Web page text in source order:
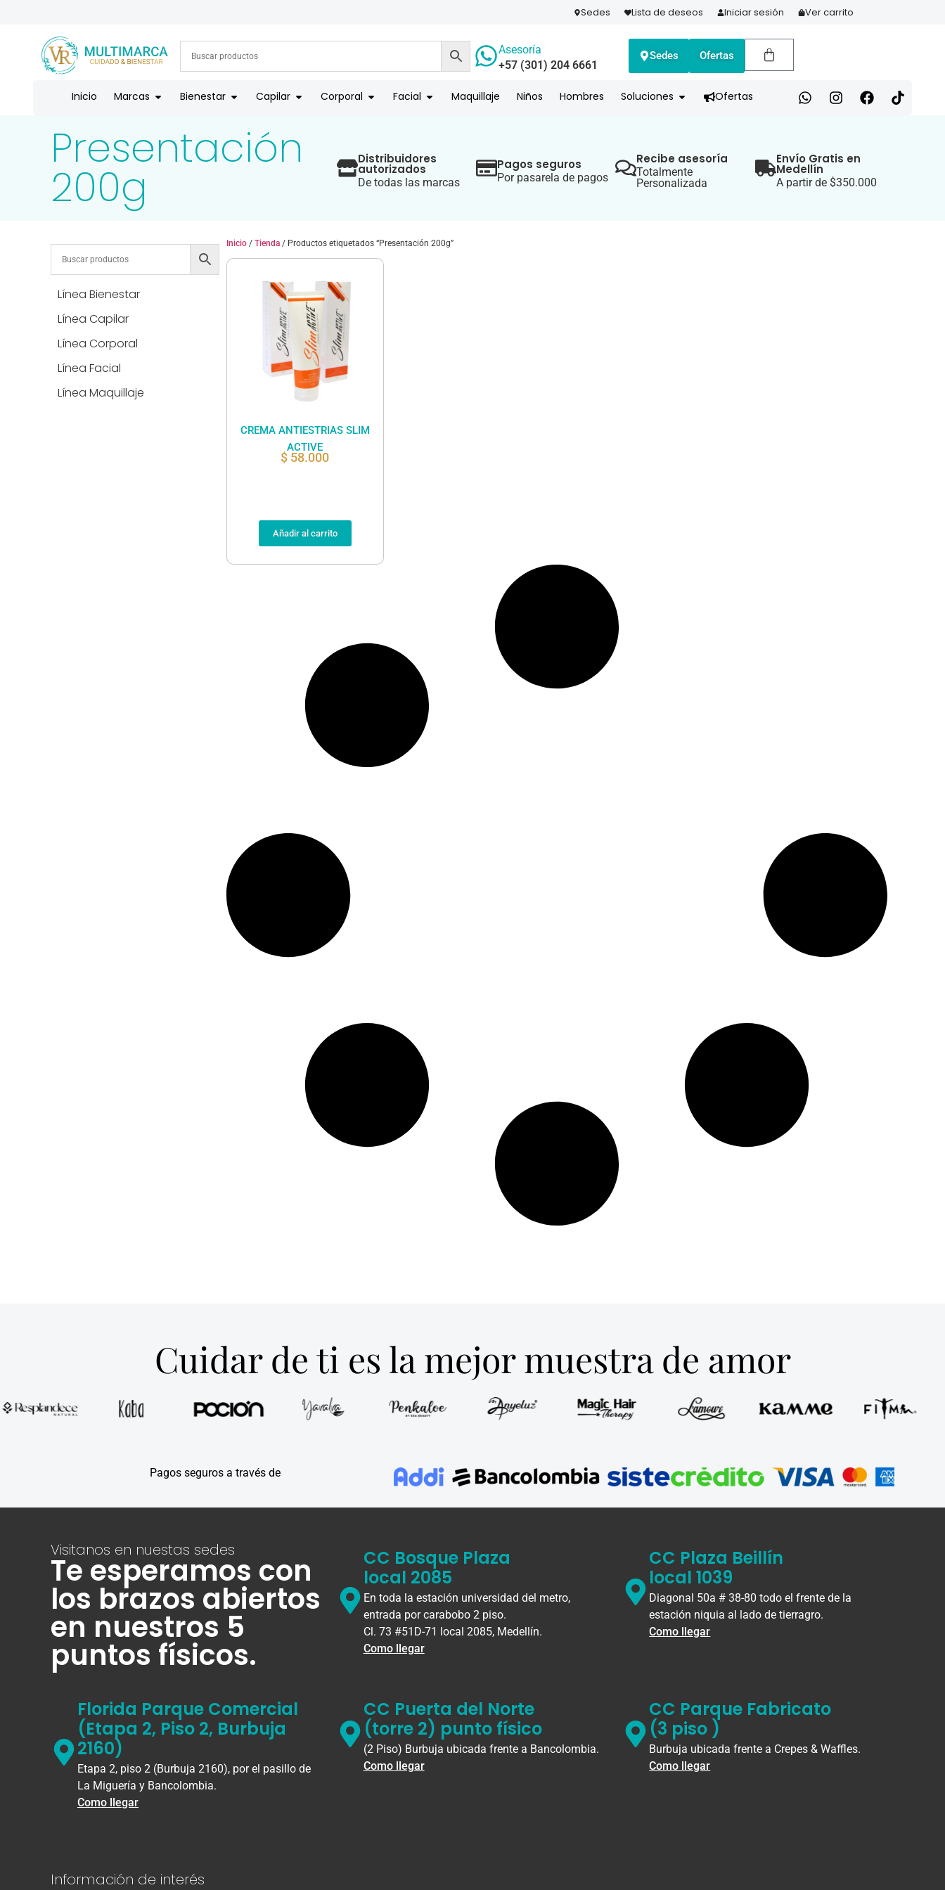
ENVÍOS A TODO EL PAÍS | RECIBIMOS TODOS LOS MEDIOS DE PAGO COMPRA HOY Y PAGA EN 3 CUOTAS CON ADDI
Sedes Lista de deseos Iniciar sesión Ver carrito
Asesoría
+57 (301) 204 6661
Sedes Ofertas
Inicio Marcas Bienestar Capilar Corporal Facial Maquillaje Niños Hombres Soluciones Ofertas
Presentación
200g
Distribuidores
autorizados
De todas las marcas
Pagos seguros
Por pasarela de pagos
Recibe asesoría
Totalmente
Personalizada
Envío Gratis en
Medellín
A partir de $350.000
Línea Bienestar
Línea Capilar
Línea Corporal
Línea Facial
Línea Maquillaje
Inicio / Tienda / Productos etiquetados “Presentación 200g”
CREMA ANTIESTRIAS SLIM
ACTIVE
$ 58.000
Añadir al carrito
Cuidar de ti es la mejor muestra de amor
Pagos seguros a través de
Visitanos en nuestas sedes
Te esperamos con
los brazos abiertos
en nuestros 5
puntos físicos.
CC Bosque Plaza
local 2085
En toda la estación universidad del metro,
entrada por carabobo 2 piso.
Cl. 73 #51D-71 local 2085, Medellín.
Como llegar
CC Plaza Beillín
local 1039
Diagonal 50a # 38-80 todo el frente de la
estación niquia al lado de tierragro.
Como llegar
Florida Parque Comercial
(Etapa 2, Piso 2, Burbuja
2160)
Etapa 2, piso 2 (Burbuja 2160), por el pasillo de
La Miguería y Bancolombia.
Como llegar
CC Puerta del Norte
(torre 2) punto físico
(2 Piso) Burbuja ubicada frente a Bancolombia.
Como llegar
CC Parque Fabricato
(3 piso )
Burbuja ubicada frente a Crepes & Waffles.
Como llegar
Información de interés